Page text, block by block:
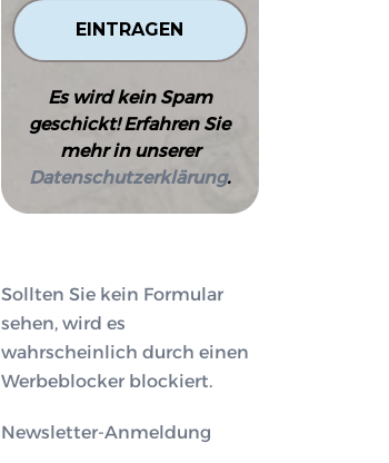
Es wird kein Spam
geschickt! Erfahren Sie
mehr in unserer
Datenschutzerklärung.
Sollten Sie kein Formular
sehen, wird es
wahrscheinlich durch einen
Werbeblocker blockiert.
Newsletter-Anmeldung